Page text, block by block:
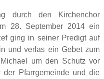
durch den Kirchenchor
28. September 2014 ein
ging in seiner Predigt auf
und verlas ein Gebet zum
um den Schutz vor
Pfarrgemeinde und die